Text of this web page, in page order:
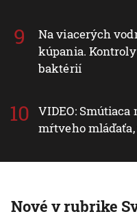
Na viacerých
kúpania.
baktérií
VIDEO:
mŕtveho
Nové v rubrike